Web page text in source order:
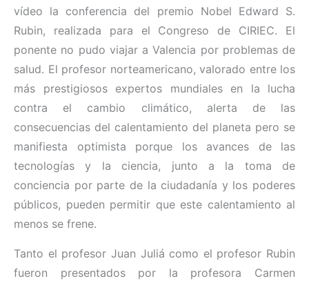
vídeo la conferencia del premio Nobel Edward S.
Rubin, realizada para el Congreso de CIRIEC. El
ponente no pudo viajar a Valencia por problemas de
salud. El profesor norteamericano, valorado entre los
más prestigiosos expertos mundiales en la lucha
contra el cambio climático, alerta de las
consecuencias del calentamiento del planeta pero se
manifiesta optimista porque los avances de las
tecnologías y la ciencia, junto a la toma de
conciencia por parte de la ciudadanía y los poderes
públicos, pueden permitir que este calentamiento al
menos se frene.
Tanto el profesor Juan Juliá como el profesor Rubin
fueron presentados por la profesora Carmen